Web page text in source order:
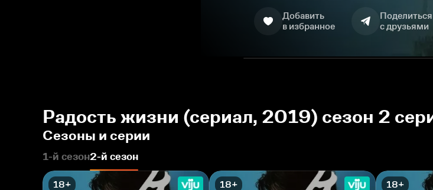
Добавить
в избранное
Поделиться
с друзьями
Радость жизни (сериал, 2019) сезон 2
Сезоны и серии
1-й сезон2-й сезон
18+ 18+ 18+